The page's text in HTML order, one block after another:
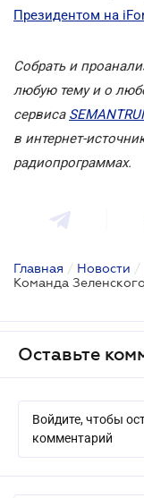
Президентом на
Собрать и
любую тему и о
сервиса
в интернет-
радиопрограммах.
Главная / Новости /
Команда
Оставьте
Войдите, чтобы
комментарий